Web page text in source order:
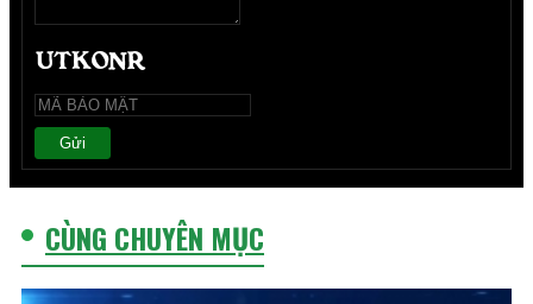
Gửi
CÙNG CHUYÊN MỤC